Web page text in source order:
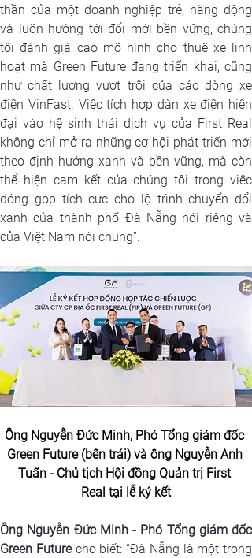
thần của một doanh nghiệp trẻ, năng động
và luôn hướng tới đổi mới bền vững, chúng
tôi đánh giá cao mô hình cho thuê xe linh
hoạt mà Green Future đang triển khai, cũng
như chất lượng vượt trội của các dòng xe
điện VinFast. Việc tích hợp dàn xe điện hiện
đại vào hệ sinh thái dịch vụ của First Real
không chỉ mở ra những cơ hội phát triển mới
theo định hướng xanh và bền vững, mà còn
thể hiện cam kết của chúng tôi trong việc
đóng góp tích cực cho lộ trình chuyển đổi
xanh của thành phố Đà Nẵng nói riêng và
của Việt Nam nói chung”.
Ông Nguyễn Đức Minh, Phó Tổng giám đốc
Green Future (bên trái) và ông Nguyễn Anh
Tuấn - Chủ tịch Hội đồng Quản trị First
Real tại lễ ký kết
Ông Nguyễn Đức Minh - Phó Tổng giám đốc
Green Future cho biết: “Đà Nẵng là một trong